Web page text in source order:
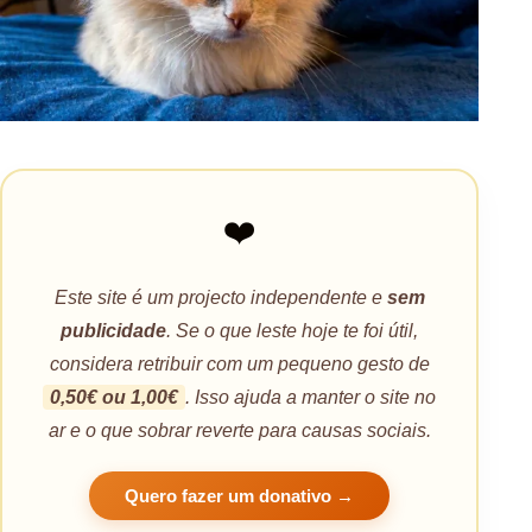
❤️
Este site é um projecto independente e sem
publicidade. Se o que leste hoje te foi útil,
considera retribuir com um pequeno gesto de
0,50€ ou 1,00€ . Isso ajuda a manter o site no
ar e o que sobrar reverte para causas sociais.
Quero fazer um donativo →